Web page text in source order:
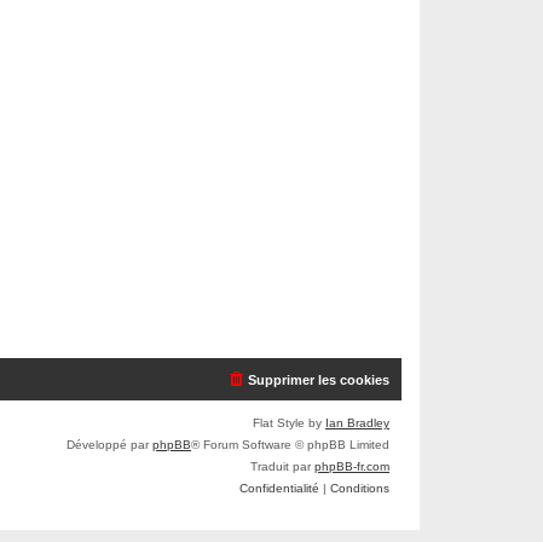
Supprimer les cookies
Flat Style by Ian Bradley
Développé parphpBB® Forum Software © phpBB Limited
Traduit parphpBB-fr.com
Confidentialité | Conditions